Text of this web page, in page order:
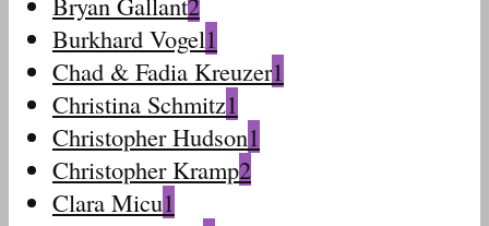
Burkhard Vogel1
Chad & Fadia Kreuzer1
Christina Schmitz1
Christopher Hudson1
Christopher Kramp2
Clara Micu1